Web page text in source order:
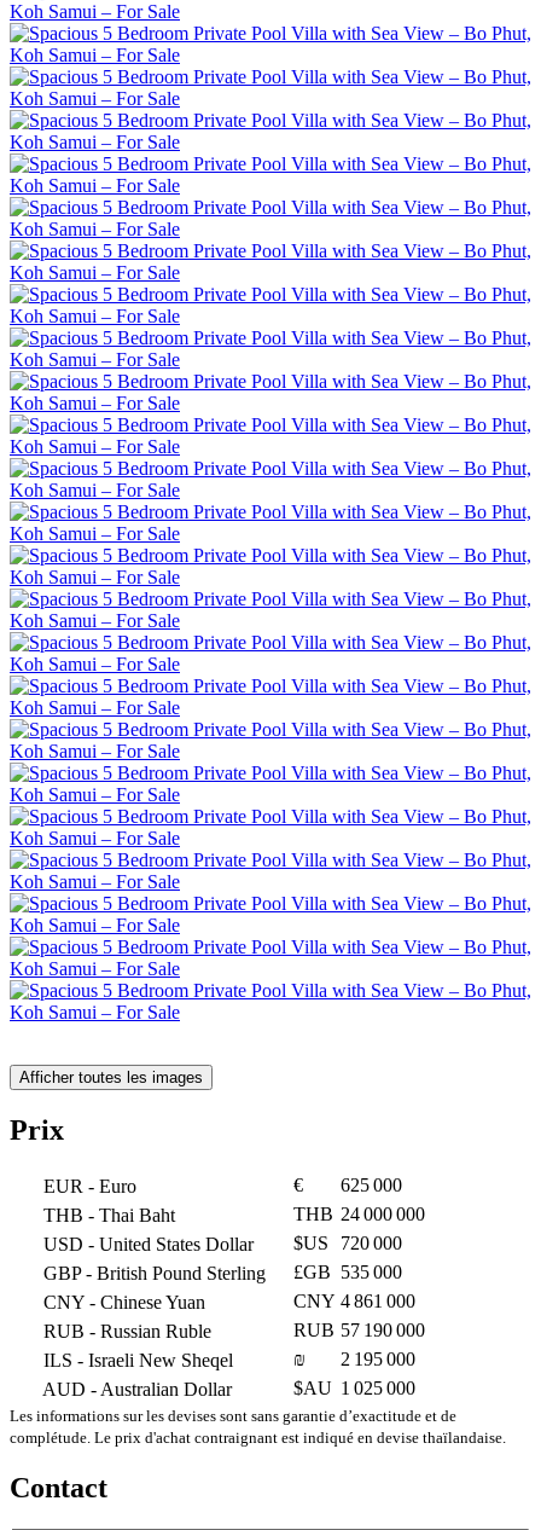
Afficher toutes les images
Prix
EUR - Euro €
625 000
THB - Thai Baht THB 24 000 000
USD - United States Dollar $US
720 000
GBP- British Pound Sterling £GB 535 000
CNY - Chinese Yuan CNY 4 861 000
RUB - Russian Ruble RUB 57 190 000
ILS - Israeli New Sheqel ₪
2 195 000
AUD - Australian Dollar $AU 1 025 000
Les informations sur les devises sont sans garantie d’exactitude et de
complétude. Le prix d'achat contraignant est indiqué en devise thaïlandaise.
Contact